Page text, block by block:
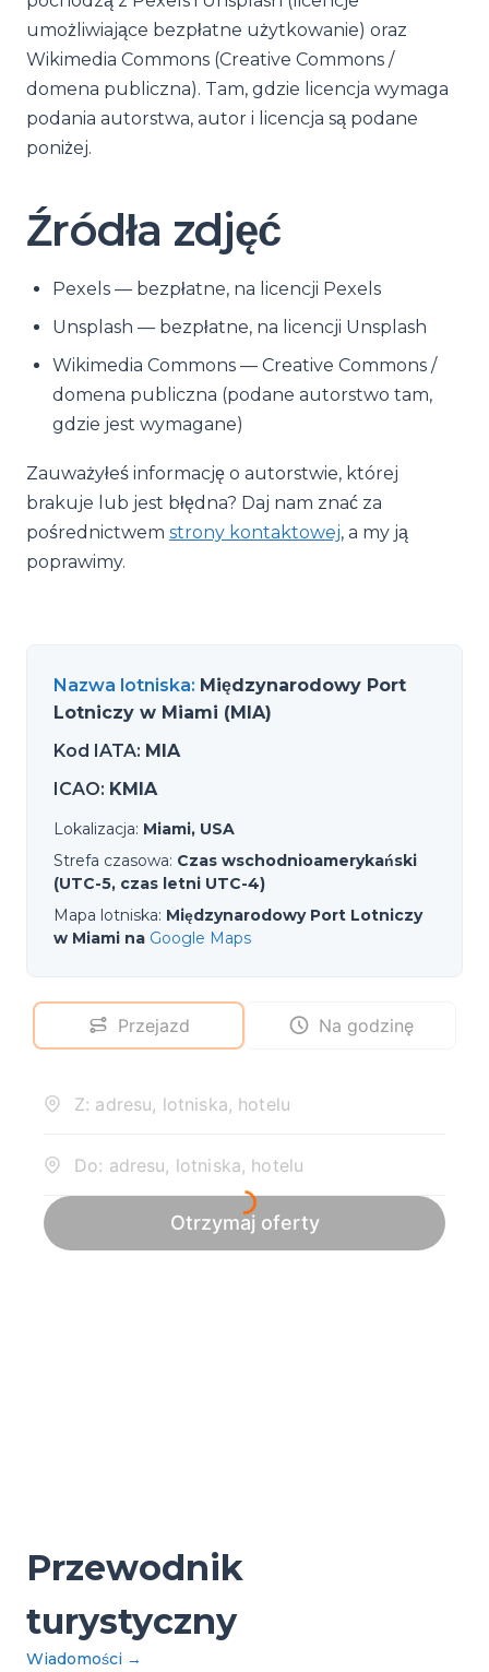
umożliwiające bezpłatne użytkowanie) oraz
Wikimedia Commons (Creative Commons /
domena publiczna). Tam, gdzie licencja wymaga
podania autorstwa, autor i licencja są podane
poniżej.
Źródła zdjęć
Pexels — bezpłatne, na licencji Pexels
Unsplash — bezpłatne, na licencji Unsplash
Wikimedia Commons — Creative Commons /
domena publiczna (podane autorstwo tam,
gdzie jest wymagane)
Zauważyłeś informację o autorstwie, której
brakuje lub jest błędna? Daj nam znać za
pośrednictwem strony kontaktowej, a my ją
poprawimy.
Nazwa lotniska: Międzynarodowy Port
Lotniczy w Miami (MIA)
Kod IATA: MIA
ICAO: KMIA
Lokalizacja: Miami, USA
Strefa czasowa: Czas wschodnioamerykański
(UTC-5, czas letni UTC-4)
Mapa lotniska: Międzynarodowy Port Lotniczy
w Miami na Google Maps
Przewodnik
turystyczny
Wiadomości →